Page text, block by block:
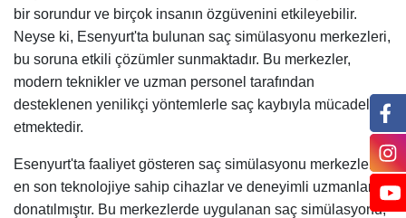
bir sorundur ve birçok insanın özgüvenini etkileyebilir.
Neyse ki, Esenyurt'ta bulunan saç simülasyonu merkezleri,
bu soruna etkili çözümler sunmaktadır. Bu merkezler,
modern teknikler ve uzman personel tarafından
desteklenen yenilikçi yöntemlerle saç kaybıyla mücadele
etmektedir.
Esenyurt'ta faaliyet gösteren saç simülasyonu merkezleri,
en son teknolojiye sahip cihazlar ve deneyimli uzmanlarla
donatılmıştır. Bu merkezlerde uygulanan saç simülasyonu,